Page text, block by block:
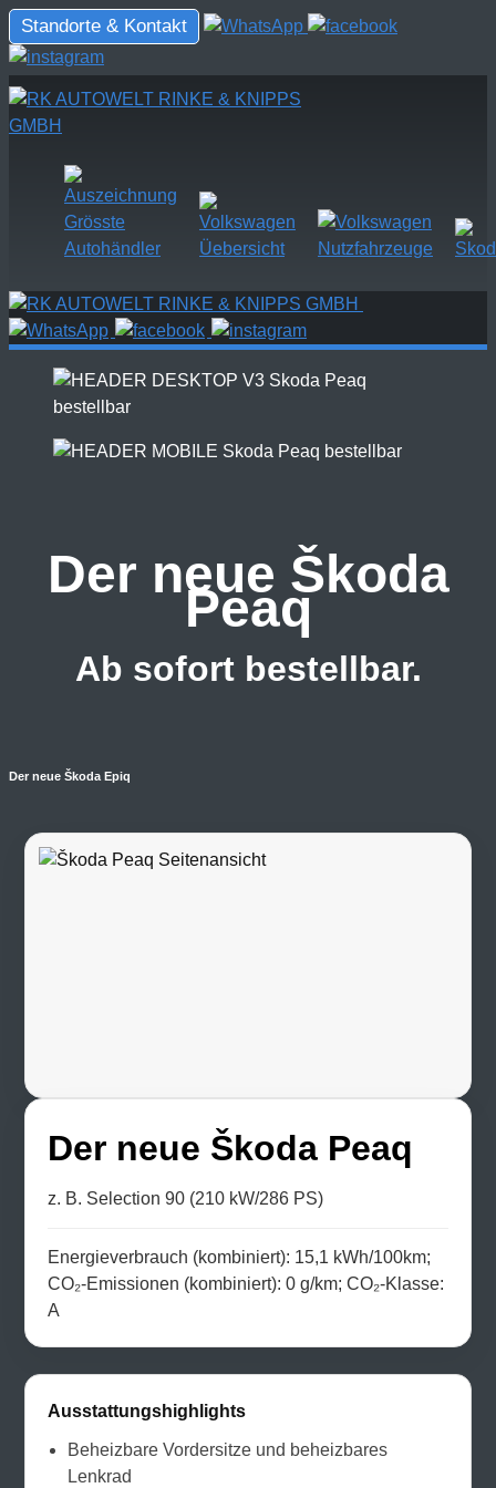
Standorte & Kontakt
Der neue Škoda
Peaq
Ab sofort bestellbar.
Der neue Škoda Epiq
Der neue Škoda Peaq
z. B. Selection 90 (210 kW/286 PS)
Energieverbrauch (kombiniert): 15,1 kWh/100km;
CO₂-Emissionen (kombiniert): 0 g/km; CO₂-Klasse:
A
Ausstattungshighlights
Beheizbare Vordersitze und beheizbares
Lenkrad